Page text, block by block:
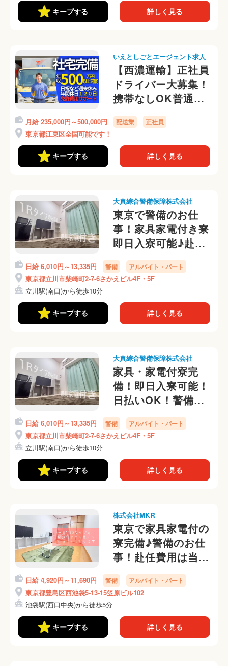
キープする 詳しく見る
いえとしごとエージェント求人
【西濃運輸】正社員
ドライバー大募集！
携帯なしOK普通運
転免許AT限定OK！
月給 235,000円～500,000円 配送業 正社員
東京都江東区全国可能です！
キープする 詳しく見る
大真綜合警備保障株式会社
東京で警備のお仕
事！家具家電付き寮
即日入寮可能♪赴任
費用は当社負担しま
す
日給 6,010円～13,335円 警備 アルバイト・パート
東京都立川市柴崎町2-7-6さかえビル4F・5F
立川駅(南口)から徒歩10分
キープする 詳しく見る
大真綜合警備保障株式会社
家具・家電付寮完
備！即日入寮可能！
日払いOK！警備員
さん募集中☆
日給 6,010円～13,335円 警備 アルバイト・パート
東京都立川市柴崎町2-7-6さかえビル4F・5F
立川駅(南口)から徒歩10分
キープする 詳しく見る
株式会社MKR
東京で家具家電付の
寮完備♪警備のお仕
事！赴任費用は当社
負担します
日給 4,920円～11,690円 警備 アルバイト・パート
東京都豊島区西池袋5-13-15笠原ビル102
池袋駅(西口中央)から徒歩5分
キープする 詳しく見る